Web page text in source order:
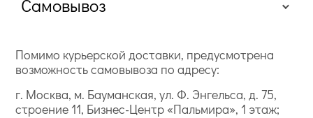
Самовывоз
Помимо курьерской доставки, предусмотрена
возможность самовывоза по адресу:
г. Москва, м. Бауманская, ул. Ф. Энгельса, д. 75,
строение 11, Бизнес-Центр «Пальмира», 1 этаж;